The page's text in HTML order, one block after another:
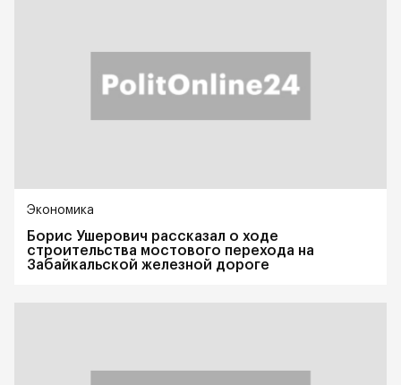
Экономика
Борис Ушерович рассказал о ходе
строительства мостового перехода на
Забайкальской железной дороге